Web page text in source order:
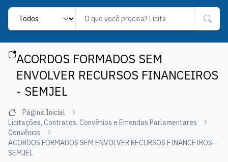
Label
ACORDOS FORMADOS SEM
ENVOLVER RECURSOS FINANCEIROS
- SEMJEL
Página Inicial
Licitações, Contratos, Convênios e Emendas Parlamentares
Convênios
ACORDOS FORMADOS SEM ENVOLVER RECURSOS FINANCEIROS -
SEMJEL